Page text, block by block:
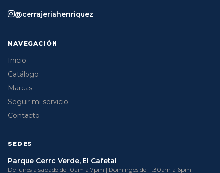
@cerrajeriahenriquez
NAVEGACIÓN
Inicio
Catálogo
Marcas
Seguir mi servicio
Contacto
SEDES
Parque Cerro Verde, El Cafetal
De lunes a sabado de 10am a 7pm | Domingos de 11:30am a 6pm